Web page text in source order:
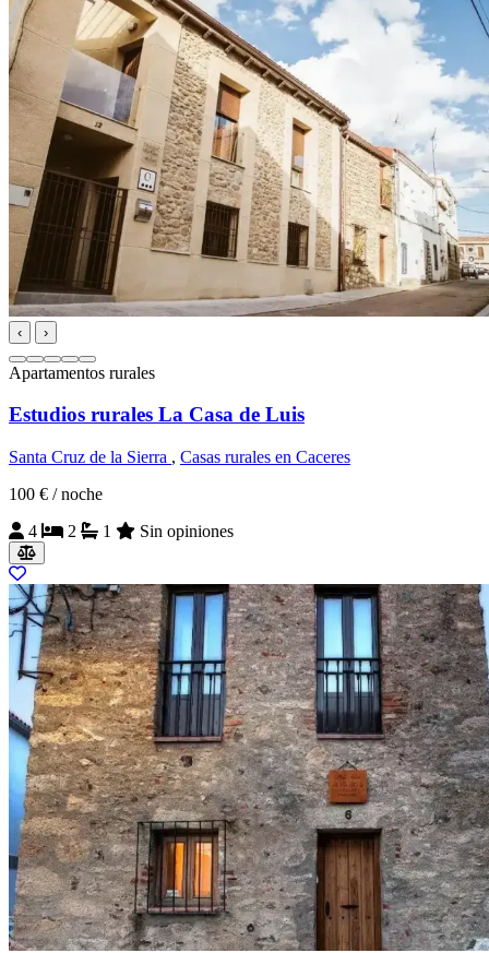
‹ ›
Apartamentos rurales
Estudios rurales La Casa de Luis
Santa Cruz de la Sierra , Casas rurales en Caceres
100 € / noche
4
2 1 Sin opiniones